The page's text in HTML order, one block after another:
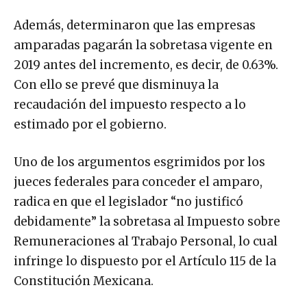
Además, determinaron que las empresas
amparadas pagarán la sobretasa vigente en
2019 antes del incremento, es decir, de 0.63%.
Con ello se prevé que disminuya la
recaudación del impuesto respecto a lo
estimado por el gobierno.
Uno de los argumentos esgrimidos por los
jueces federales para conceder el amparo,
radica en que el legislador “no justificó
debidamente” la sobretasa al Impuesto sobre
Remuneraciones al Trabajo Personal, lo cual
infringe lo dispuesto por el Artículo 115 de la
Constitución Mexicana.